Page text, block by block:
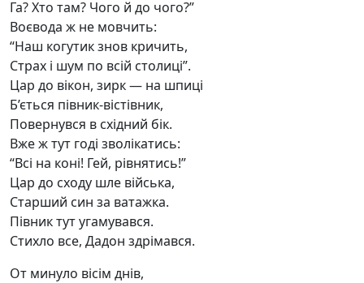
Га? Хто там? Чого й до чого?”
Воєвода ж не мовчить:
“Наш когутик знов кричить,
Страх і шум по всій столиці”.
Цар до вікон, зирк — на шпиці
Б’ється півник-вістівник,
Повернувся в східний бік.
Вже ж тут годі зволікатись:
“Всі на коні! Гей, рівнятись!”
Цар до сходу шле війська,
Старший син за ватажка.
Півник тут угамувався.
Стихло все, Дадон здрімався.
От минуло вісім днів,